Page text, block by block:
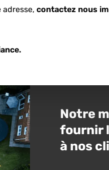
contactez nous
potentiel
Notre
fournir
à nos